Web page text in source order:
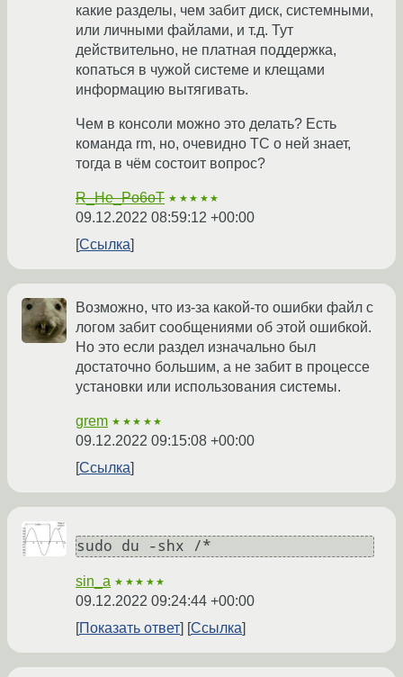
какие разделы, чем забит диск, системными,
или личными файлами, и т.д. Тут
действительно, не платная поддержка,
копаться в чужой системе и клещами
информацию вытягивать.
Чем в консоли можно это делать? Есть
команда rm, но, очевидно ТС о ней знает,
тогда в чём состоит вопрос?
R_He_Po6oT ★★★★★
09.12.2022 08:59:12 +00:00
Ссылка
Возможно, что из-за какой-то ошибки файл с
логом забит сообщениями об этой ошибкой.
Но это если раздел изначально был
достаточно большим, а не забит в процессе
установки или использования системы.
grem ★★★★★
09.12.2022 09:15:08 +00:00
Ссылка
sin_a ★★★★★
09.12.2022 09:24:44 +00:00
Показать ответ
Ссылка